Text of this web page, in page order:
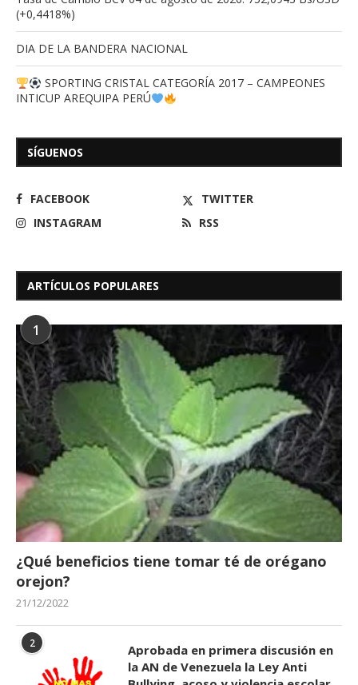
(+0,4418%)
DIA DE LA BANDERA NACIONAL
SPORTING CRISTAL CATEGORÍA 2017 – CAMPEONES
INTICUP AREQUIPA PERÚ
SÍGUENOS
FACEBOOK
TWITTER
INSTAGRAM
RSS
ARTÍCULOS POPULARES
1
¿Qué beneficios tiene tomar té de orégano
orejon?
21/12/2022
2
Aprobada en primera discusión en
la AN de Venezuela la Ley Anti